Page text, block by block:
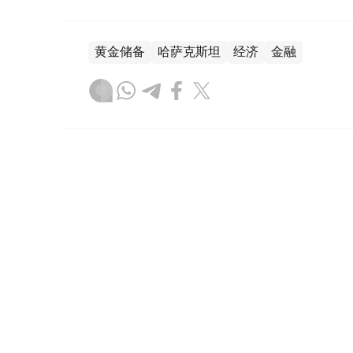
黄金储备 哈萨克斯坦 经济 金融